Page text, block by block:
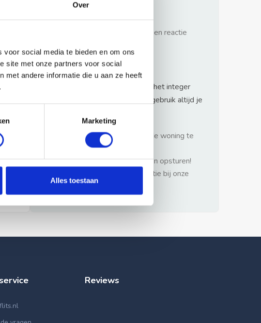
Over
social media te bieden en om ons
site met onze partners voor social
met andere informatie die u aan ze heeft
Marketing
Alles toestaan
Wacht niet met reageren. Snel een reactie
Waarschuwing
Huurflits hecht veel waarde aan het integer
handelen van verhuurders maar gebruik altijd je
1: Nooit vooraf betalen zonder de woning te
hebben gezien.
2: Geen persoonlijke documenten opsturen!
3: Meld bij misbruik de advertentie bij onze
klantenservice.
Reviews